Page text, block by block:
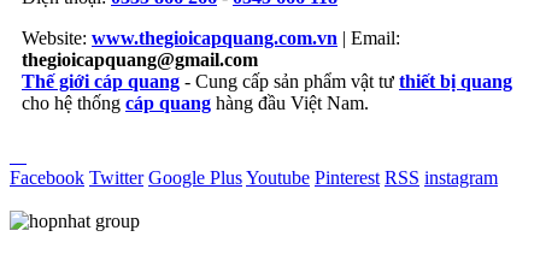
Website: www.thegioicapquang.com.vn | Email:
thegioicapquang@gmail.com
Thế giới cáp quang - Cung cấp sản phẩm vật tư thiết bị quang
cho hệ thống cáp quang hàng đầu Việt Nam.
Facebook Twitter Google PlusYoutube Pinterest RSS instagram